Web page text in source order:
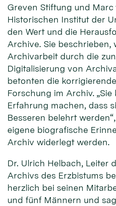
Greven Stiftung und
Historischen Institut der
den Wert und die
Archive. Sie beschrieben,
Archivarbeit durch die
Digitalisierung von
betonten die
Forschung im Archiv.
Erfahrung machen, dass
Besseren belehrt
eigene biografische
Archiv widerlegt werden.
Dr. Ulrich Helbach, Leiter
Archivs des Erzbistums
herzlich bei seinen
und fünf Männern und